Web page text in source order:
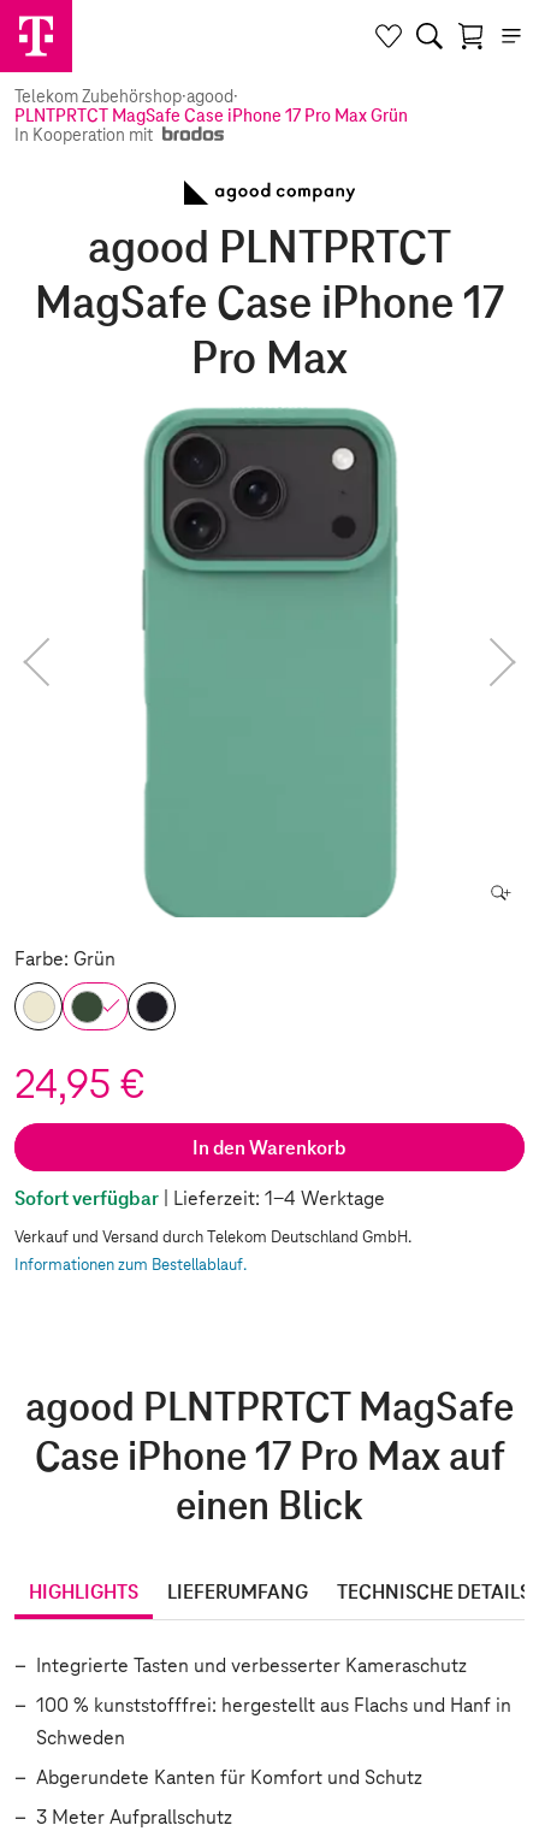
Telekom Zubehörshop·agood·
PLNTPRTCT MagSafe Case iPhone 17 Pro Max Grün
In Kooperation mit
agood PLNTPRTCT
MagSafe Case iPhone 17
Pro Max
Farbe: Grün
24,95 €
In den Warenkorb
Sofort verfügbar | Lieferzeit: 1-4 Werktage
Verkauf und Versand durch Telekom Deutschland GmbH.
Informationen zum Bestellablauf.
agood PLNTPRTCT MagSafe
Case iPhone 17 Pro Max auf
einen Blick
HIGHLIGHTS LIEFERUMFANG TECHNISCHE DETAILS
Integrierte Tasten und verbesserter Kameraschutz
100 % kunststofffrei: hergestellt aus Flachs und Hanf in
Schweden
Abgerundete Kanten für Komfort und Schutz
3 Meter Aufprallschutz